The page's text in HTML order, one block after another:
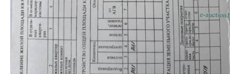
Право собственности: гражданин
Республики Беларусь.(Основание
государственной регистрации:
договор купли-продажи от
28.08.2025; акт приемки-передачи от
30.09.2025; брачный договор от
23.05.2024)